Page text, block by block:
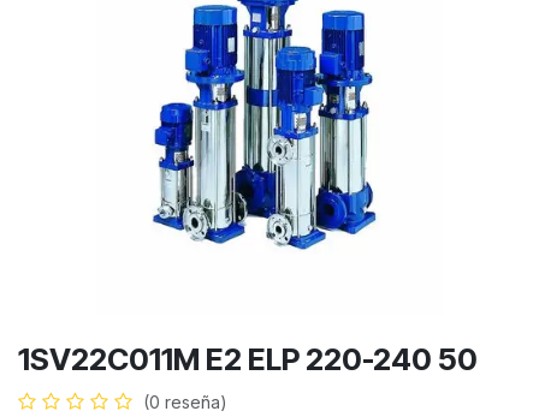
1SV22C011M E2 ELP 220-240 50
(0 reseña)